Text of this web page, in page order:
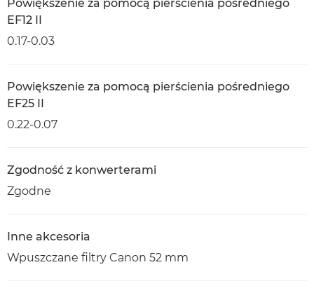
Powiększenie za pomocą pierścienia pośredniego
EF12 II
0.17-0.03
Powiększenie za pomocą pierścienia pośredniego
EF25 II
0.22-0.07
Zgodność z konwerterami
Zgodne
Inne akcesoria
Wpuszczane filtry Canon 52 mm